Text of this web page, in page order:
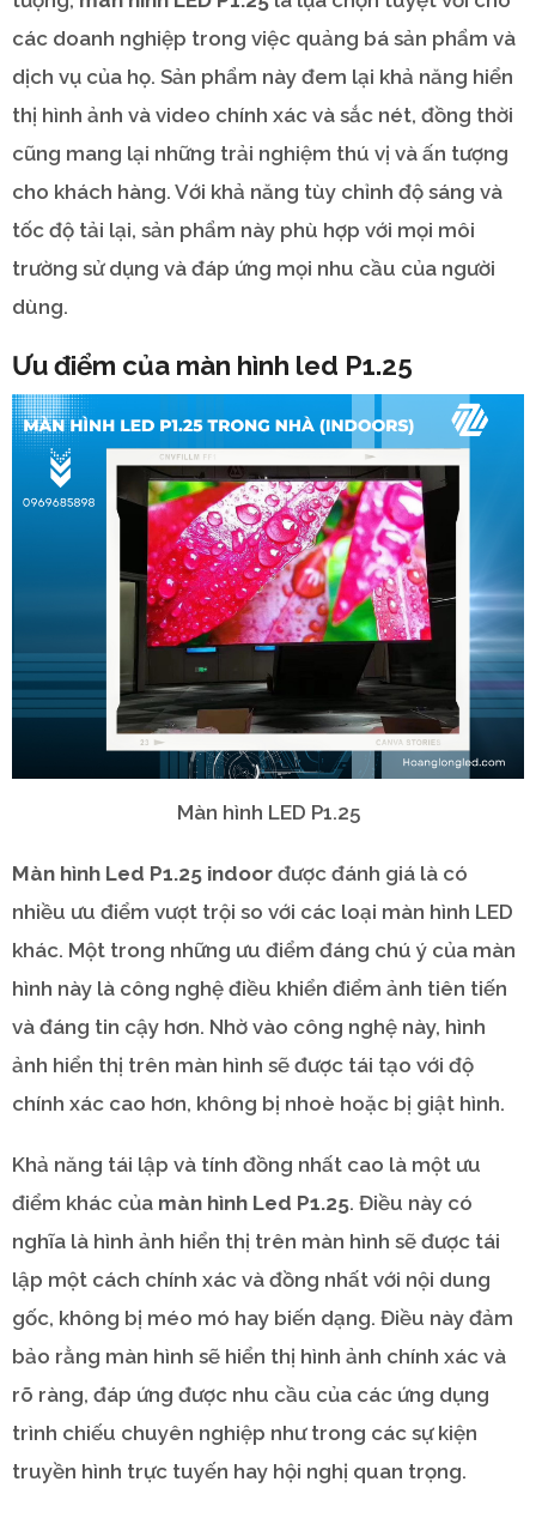
các doanh nghiệp trong việc quảng bá sản phẩm và
dịch vụ của họ. Sản phẩm này đem lại khả năng hiển
thị hình ảnh và video chính xác và sắc nét, đồng thời
cũng mang lại những trải nghiệm thú vị và ấn tượng
cho khách hàng. Với khả năng tùy chỉnh độ sáng và
tốc độ tải lại, sản phẩm này phù hợp với mọi môi
trường sử dụng và đáp ứng mọi nhu cầu của người
dùng.
Ưu điểm của màn hình led P1.25
Màn hình LED P1.25
Màn hình Led P1.25 indoor được đánh giá là có
nhiều ưu điểm vượt trội so với các loại màn hình LED
khác. Một trong những ưu điểm đáng chú ý của màn
hình này là công nghệ điều khiển điểm ảnh tiên tiến
và đáng tin cậy hơn. Nhờ vào công nghệ này, hình
ảnh hiển thị trên màn hình sẽ được tái tạo với độ
chính xác cao hơn, không bị nhoè hoặc bị giật hình.
Khả năng tái lập và tính đồng nhất cao là một ưu
điểm khác của màn hình Led P1.25. Điều này có
nghĩa là hình ảnh hiển thị trên màn hình sẽ được tái
lập một cách chính xác và đồng nhất với nội dung
gốc, không bị méo mó hay biến dạng. Điều này đảm
bảo rằng màn hình sẽ hiển thị hình ảnh chính xác và
rõ ràng, đáp ứng được nhu cầu của các ứng dụng
trình chiếu chuyên nghiệp như trong các sự kiện
truyền hình trực tuyến hay hội nghị quan trọng.